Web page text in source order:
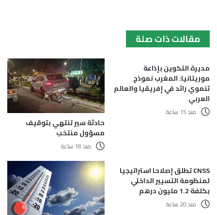
مقالات ذات صلة
مديرة التكوين بإذاعة
موريتانيا: المغرب نموذج
تنموي رائد في إفريقيا والعالم
العربي
منذ 15 ساعة
حادثة سير تنتهي بتوقيف
مسؤول منتخب
منذ 18 ساعة
CNSS تطلق إصلاحا استراتيجيا
لمنظومة التسيير الداخلي
بكلفة 1.2 مليون درهم
منذ 20 ساعة